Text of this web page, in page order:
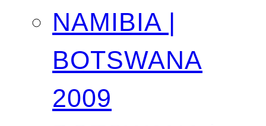
NAMIBIA |
BOTSWANA
2009